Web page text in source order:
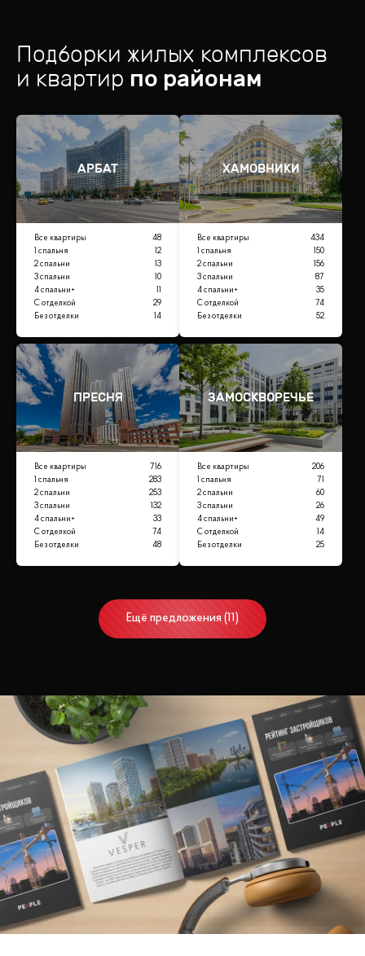
Подборки жилых комплексов
и квартир по районам
АРБАТ
Все квартиры
48
1 спальня
12
2 спальни
13
3 спальни
10
4 спальни+
11
С отделкой
29
Без отделки
14
ХАМОВНИКИ
Все квартиры
434
1 спальня
150
2 спальни
156
3 спальни
87
4 спальни+
35
С отделкой
74
Без отделки
52
ПРЕСНЯ
Все квартиры
716
1 спальня
283
2 спальни
253
3 спальни
132
4 спальни+
33
С отделкой
74
Без отделки
48
ЗАМОСКВОРЕЧЬЕ
Все квартиры
206
1 спальня
71
2 спальни
60
3 спальни
26
4 спальни+
49
С отделкой
14
Без отделки
25
Ещё предложения (11 )